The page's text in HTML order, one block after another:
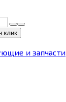
клик
и запчасти